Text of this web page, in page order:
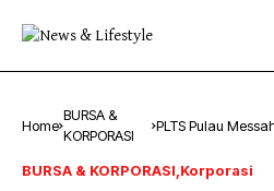
Home
BURSA &
KORPORASI
PLTS Pulau
BURSA & KORPORASI Korporasi